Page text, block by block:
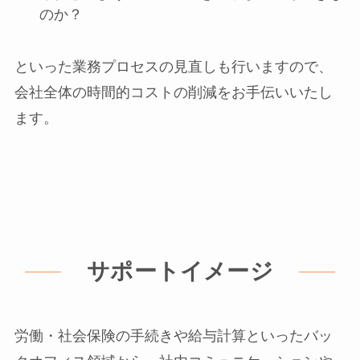
のか？
といった業務プロセスの見直しも行いますので、
会社全体の時間的コストの削減をお手伝いいたし
ます。
サポートイメージ
労働・社会保険の手続きや給与計算といったバッ